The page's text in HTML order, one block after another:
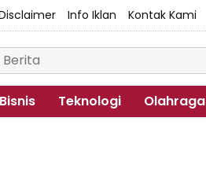
Info Iklan Kontak Kami
Teknologi Olahraga